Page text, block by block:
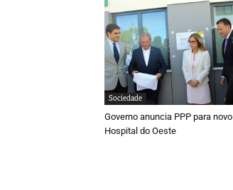
Sociedade
Governo anuncia PPP para novo
Hospital do Oeste